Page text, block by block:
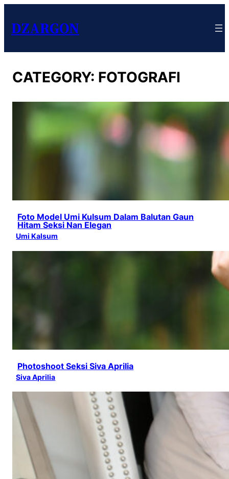
DZARGON
CATEGORY: FOTOGRAFI
Foto Model Umi Kulsum Dalam Balutan Gaun
Hitam Seksi Nan Elegan
Umi Kalsum
Photoshoot Seksi Siva Aprilia
Siva Aprilia